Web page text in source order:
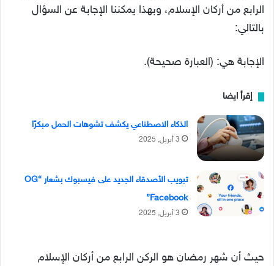
الرابع من أركان الإسلام، وبهذا يمكننا الإجابة عن السؤال
بالتالي:
الإجابة هي: (العبارة صحيحة).
إقرأ ايضا
الذكاء الاصطناعي يكشف تشوهات الحمل مبكرًا
3 أبريل, 2025
تبويب الأصدقاء الجديد على فيسبوك بشعار “OG
Facebook”
3 أبريل, 2025
حيث أن شهر رمضان هو الركن الرابع من أركان الإسلام